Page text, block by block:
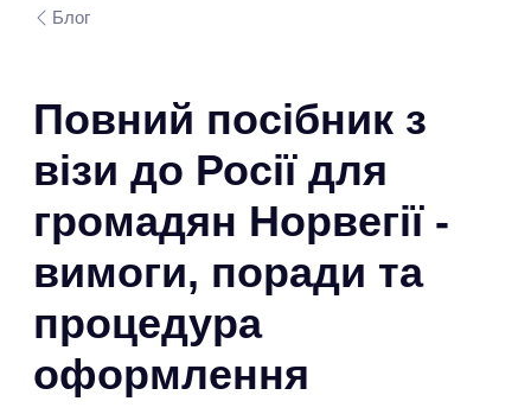
Блог
Повний посібник з
візи до Росії для
громадян Норвегії -
вимоги, поради та
процедура
оформлення